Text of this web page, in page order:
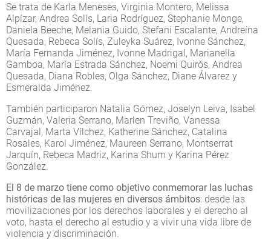
Se trata de Karla Meneses, Virginia Montero, Melissa
Alpízar, Andrea Solís, Laria Rodríguez, Stephanie Monge,
Daniela Beeche, Melania Guido, Stefani Escalante, Andreína
Quesada, Rebeca Solís, Zuleyka Suárez, Ivonne Sánchez,
María Fernanda Jiménez, Ivonne Madrigal, Marianella
Gamboa, María Estrada Sánchez, Noemi Quirós, Andrea
Quesada, Diana Robles, Olga Sánchez, Diane Álvarez y
Esmeralda Jiménez.
También participaron Natalia Gómez, Joselyn Leiva, Isabel
Guzmán, Valeria Serrano, Marlen Treviño, Vanessa
Carvajal, Marta Vílchez, Katherine Sánchez, Catalina
Rosales, Karol Jiménez, Maureen Serrano, Montserrat
Jarquín, Rebeca Madriz, Karina Shum y Karina Pérez
González.
El 8 de marzo tiene como objetivo conmemorar las luchas
históricas de las mujeres en diversos ámbitos: desde las
movilizaciones por los derechos laborales y el derecho al
voto, hasta el derecho al estudio y a vivir una vida libre de
violencia y discriminación.